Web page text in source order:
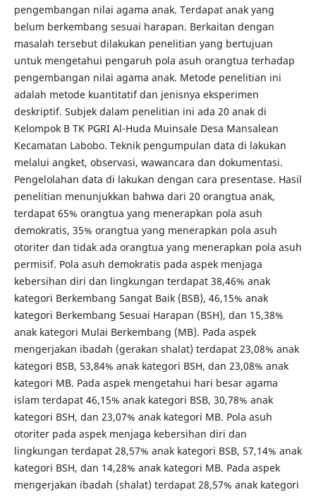
pengembangan nilai agama anak. Terdapat anak yang
belum berkembang sesuai harapan. Berkaitan dengan
masalah tersebut dilakukan penelitian yang bertujuan
untuk mengetahui pengaruh pola asuh orangtua terhadap
pengembangan nilai agama anak. Metode penelitian ini
adalah metode kuantitatif dan jenisnya eksperimen
deskriptif. Subjek dalam penelitian ini ada 20 anak di
Kelompok B TK PGRI Al-Huda Muinsale Desa Mansalean
Kecamatan Labobo. Teknik pengumpulan data di lakukan
melalui angket, observasi, wawancara dan dokumentasi.
Pengelolahan data di lakukan dengan cara presentase. Hasil
penelitian menunjukkan bahwa dari 20 orangtua anak,
terdapat 65% orangtua yang menerapkan pola asuh
demokratis, 35% orangtua yang menerapkan pola asuh
otoriter dan tidak ada orangtua yang menerapkan pola asuh
permisif. Pola asuh demokratis pada aspek menjaga
kebersihan diri dan lingkungan terdapat 38,46% anak
kategori Berkembang Sangat Baik (BSB), 46,15% anak
kategori Berkembang Sesuai Harapan (BSH), dan 15,38%
anak kategori Mulai Berkembang (MB). Pada aspek
mengerjakan ibadah (gerakan shalat) terdapat 23,08% anak
kategori BSB, 53,84% anak kategori BSH, dan 23,08% anak
kategori MB. Pada aspek mengetahui hari besar agama
islam terdapat 46,15% anak kategori BSB, 30,78% anak
kategori BSH, dan 23,07% anak kategori MB. Pola asuh
otoriter pada aspek menjaga kebersihan diri dan
lingkungan terdapat 28,57% anak kategori BSB, 57,14% anak
kategori BSH, dan 14,28% anak kategori MB. Pada aspek
mengerjakan ibadah (shalat) terdapat 28,57% anak kategori